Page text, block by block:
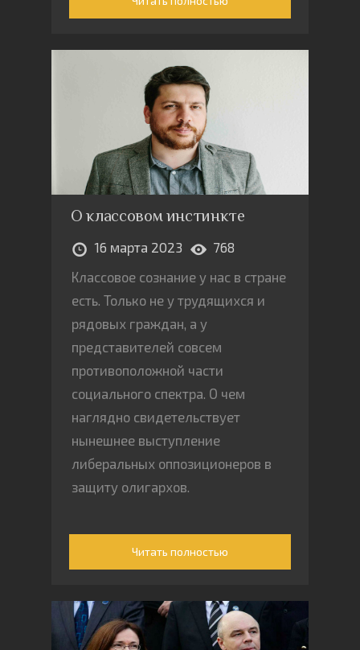
О классовом инстинкте
16 марта 2023
768
Классовое сознание у нас в стране
есть. Только не у трудящихся и
рядовых граждан, а у
представителей совсем
противоположной части
социального спектра. О чем
наглядно свидетельствует
нынешнее выступление
либеральных оппозиционеров в
защиту олигархов.
Читать полностью